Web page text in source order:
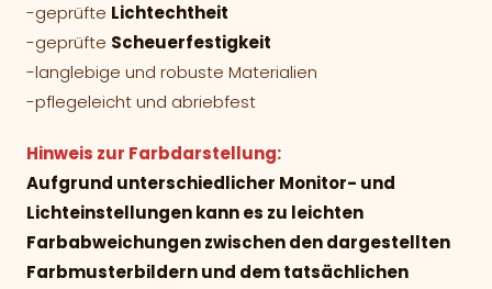
-geprüfte Lichtechtheit
-geprüfte Scheuerfestigkeit
-langlebige und robuste Materialien
-pflegeleicht und abriebfest
Hinweis zur Farbdarstellung:
Aufgrund unterschiedlicher Monitor- und
Lichteinstellungen kann es zu leichten
Farbabweichungen zwischen den dargestellten
Farbmusterbildern und dem tatsächlichen